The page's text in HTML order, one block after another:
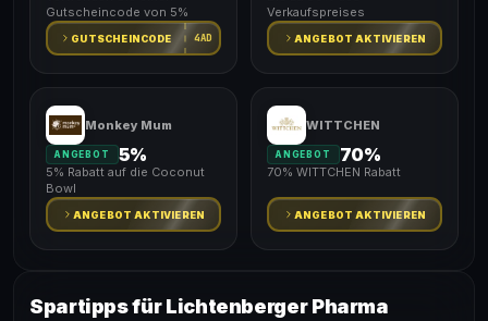
Gutscheincode von 5%
GUTSCHEINCODE 4AD
Verkaufspreises
ANGEBOT AKTIVIEREN
Monkey Mum
ANGEBOT 5%
5% Rabatt auf die Coconut
Bowl
ANGEBOT AKTIVIEREN
WITTCHEN
ANGEBOT 70%
70% WITTCHEN Rabatt
ANGEBOT AKTIVIEREN
Spartipps für Lichtenberger Pharma